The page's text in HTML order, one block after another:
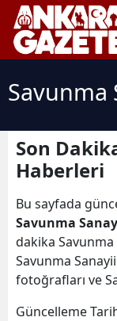
Savunma
Son
Haberleri
Bu sayfada
Savunma
dakika
Savunma
fotoğrafları ve
Güncelleme